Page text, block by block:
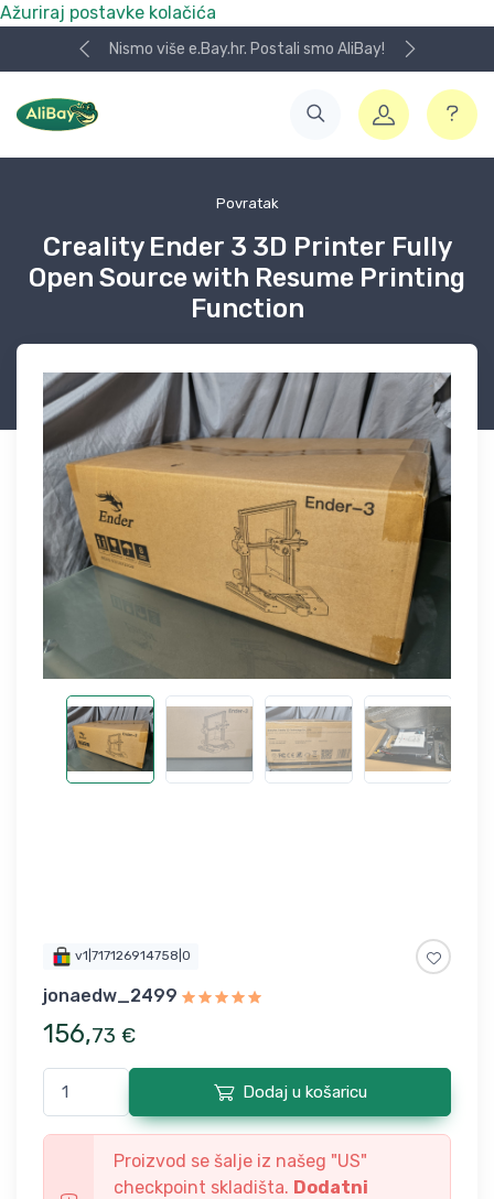
Ažuriraj postavke kolačića
Nismo više e.Bay.hr. Postali smo AliBay!
Povratak
Creality Ender 3 3D Printer Fully
Open Source with Resume Printing
Function
v1|717126914758|0
jonaedw_2499
156,73 €
Dodaj u košaricu
Proizvod se šalje iz našeg "US"
checkpoint skladišta. Dodatni